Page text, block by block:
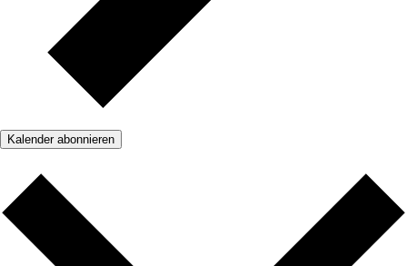
Kalender abonnieren